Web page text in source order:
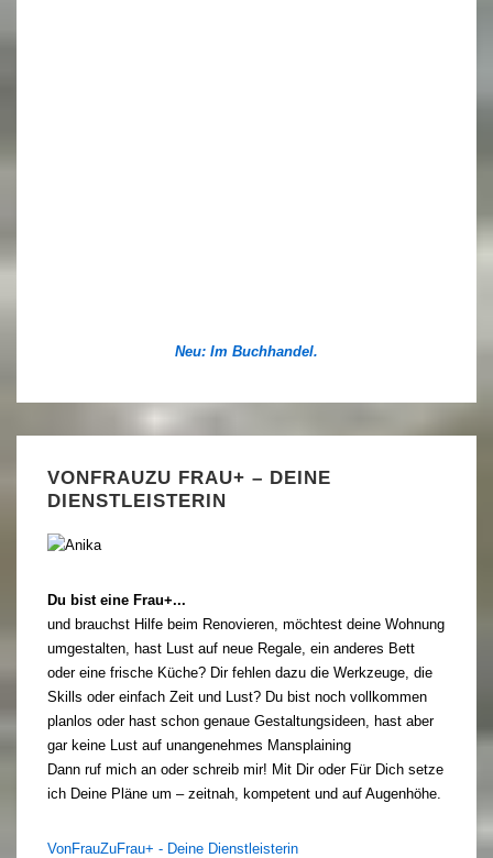
Neu: Im Buchhandel.
VONFRAUZU FRAU+ – DEINE
DIENSTLEISTERIN
Du bist eine Frau+...
und brauchst Hilfe beim Renovieren, möchtest deine Wohnung
umgestalten, hast Lust auf neue Regale, ein anderes Bett
oder eine frische Küche? Dir fehlen dazu die Werkzeuge, die
Skills oder einfach Zeit und Lust? Du bist noch vollkommen
planlos oder hast schon genaue Gestaltungsideen, hast aber
gar keine Lust auf unangenehmes Mansplaining
Dann ruf mich an oder schreib mir! Mit Dir oder Für Dich setze
ich Deine Pläne um – zeitnah, kompetent und auf Augenhöhe.
VonFrauZuFrau+ - Deine Dienstleisterin